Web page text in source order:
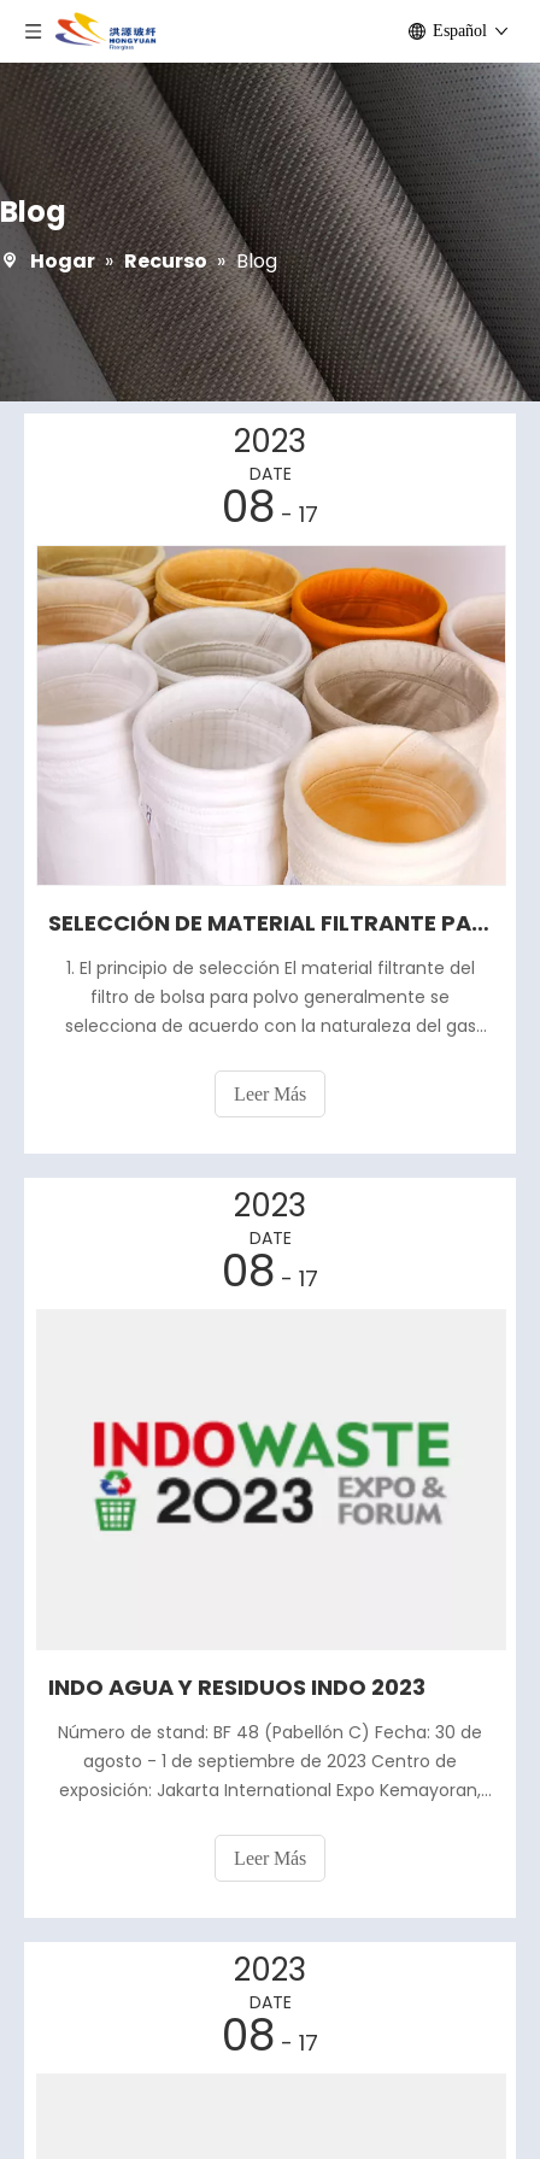
Español
Blog
Hogar » Recurso » Blog
2023
DATE
08 - 17
SELECCIÓN DE MATERIAL FILTRANTE PARA MATERIAL FILTRANTE DE FILTRO DE BOLSA
1. El principio de selección El material filtrante del
filtro de bolsa para polvo generalmente se
selecciona de acuerdo con la naturaleza del gas
limpieza del polvo del recolector de polvo.Se deben
seguir los siguientes principios al seleccionar:⑴ El
Leer Más
2023
DATE
08 - 17
INDO AGUA Y RESIDUOS INDO 2023
Número de stand: BF 48 (Pabellón C) Fecha: 30 de
agosto - 1 de septiembre de 2023 Centro de
exposición: Jakarta International Expo Kemayoran,
Suaeb, RW.7, Gn.Sahari Utara, Kecamatan Sawah
Besar, Jkt Utara, Daerah Khusus Ibukota Yakarta
Leer Más
2023
DATE
08 - 17